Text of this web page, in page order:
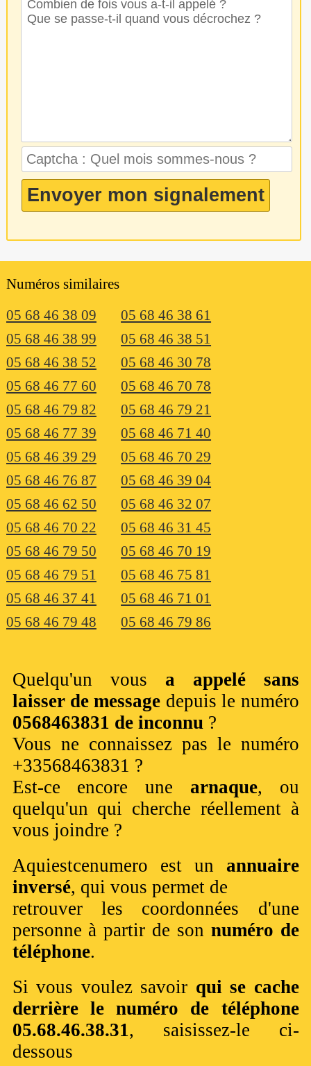
Numéros similaires
05 68 46 38 09
05 68 46 38 61
05 68 46 38 99
05 68 46 38 51
05 68 46 38 52
05 68 46 30 78
05 68 46 77 60
05 68 46 70 78
05 68 46 79 82
05 68 46 79 21
05 68 46 77 39
05 68 46 71 40
05 68 46 39 29
05 68 46 70 29
05 68 46 76 87
05 68 46 39 04
05 68 46 62 50
05 68 46 32 07
05 68 46 70 22
05 68 46 31 45
05 68 46 79 50
05 68 46 70 19
05 68 46 79 51
05 68 46 75 81
05 68 46 37 41
05 68 46 71 01
05 68 46 79 48
05 68 46 79 86
Quelqu'un vous a appelé sans
laisser de message depuis le numéro
0568463831 de inconnu?
Vous ne connaissez pas le numéro
+33568463831 ?
Est-ce encore une arnaque, ou
quelqu'un qui cherche réellement à
vous joindre ?
Aquiestcenumero est un annuaire
inversé, qui vous permet de
retrouver les coordonnées d'une
personne à partir de son numéro de
téléphone.
Si vous voulez savoir qui se cache
derrière le numéro de téléphone
05.68.46.38.31, saisissez-le ci-
dessous